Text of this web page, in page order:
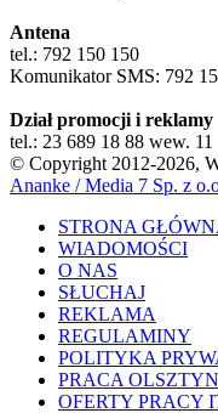
Antena
tel.: 792 150 150
Komunikator SMS: 792
Dział promocji i reklamy
tel.: 23 689 18 88 wew. 11
© Copyright 2012-2026,
Ananke / Media 7 Sp. z
STRONA
WIADOMOŚCI
O NAS
SŁUCHAJ
REKLAMA
REGULAMINY
POLITYKA
PRACA OLSZTYN
OFERTY PRACY